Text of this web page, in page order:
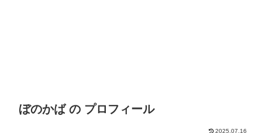
ぼのかば の プロフィール
2025.07.16